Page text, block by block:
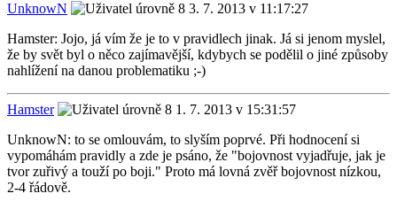
UnknowN
3. 7. 2013 v 11:17:27
Hamster: Jojo, já vím že je to v pravidlech jinak. Já si jenom myslel,
že by svět byl o něco zajímavější, kdybych se podělil o jiné způsoby
nahlížení na danou problematiku ;-)
Hamster
1. 7. 2013 v 15:31:57
UnknowN: to se omlouvám, to slyším poprvé. Při hodnocení si
vypomáhám pravidly a zde je psáno, že "bojovnost vyjadřuje, jak je
tvor zuřivý a touží po boji." Proto má lovná zvěř bojovnost nízkou,
2-4 řádově.